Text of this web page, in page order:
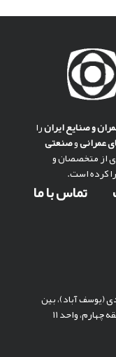
و صنايع ايرانرا
عمرانیوصنعتی
از متخصصان و
کرده است.
تماس با ما
(یوسف آباد)، بین